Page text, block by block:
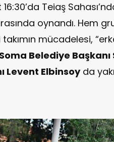
Teiaş
oynandı. Hem
mücadelesi,
Soma Belediye Başkanı
Levent Elbinsoyda